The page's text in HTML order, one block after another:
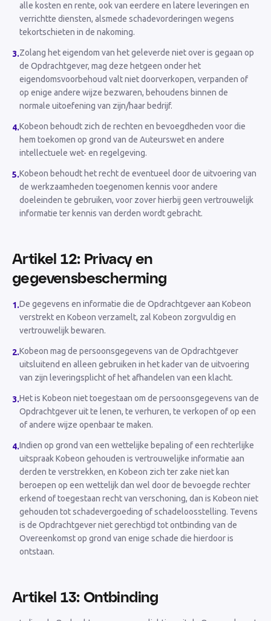
alle kosten en rente, ook van eerdere en latere leveringen en
verrichtte diensten, alsmede schadevorderingen wegens
tekortschieten in de nakoming.
3.Zolang het eigendom van het geleverde niet over is gegaan op
de Opdrachtgever, mag deze hetgeen onder het
eigendomsvoorbehoud valt niet doorverkopen, verpanden of
op enige andere wijze bezwaren, behoudens binnen de
normale uitoefening van zijn/haar bedrijf.
4.Kobeon behoudt zich de rechten en bevoegdheden voor die
hem toekomen op grond van de Auteurswet en andere
intellectuele wet- en regelgeving.
5.Kobeon behoudt het recht de eventueel door de uitvoering van
de werkzaamheden toegenomen kennis voor andere
doeleinden te gebruiken, voor zover hierbij geen vertrouwelijk
informatie ter kennis van derden wordt gebracht.
Artikel 12: Privacy en
gegevensbescherming
1.De gegevens en informatie die de Opdrachtgever aan Kobeon
verstrekt en Kobeon verzamelt, zal Kobeon zorgvuldig en
vertrouwelijk bewaren.
2.Kobeon mag de persoonsgegevens van de Opdrachtgever
uitsluitend en alleen gebruiken in het kader van de uitvoering
van zijn leveringsplicht of het afhandelen van een klacht.
3.Het is Kobeon niet toegestaan om de persoonsgegevens van de
Opdrachtgever uit te lenen, te verhuren, te verkopen of op een
of andere wijze openbaar te maken.
4.Indien op grond van een wettelijke bepaling of een rechterlijke
uitspraak Kobeon gehouden is vertrouwelijke informatie aan
derden te verstrekken, en Kobeon zich ter zake niet kan
beroepen op een wettelijk dan wel door de bevoegde rechter
erkend of toegestaan recht van verschoning, dan is Kobeon niet
gehouden tot schadevergoeding of schadeloosstelling. Tevens
is de Opdrachtgever niet gerechtigd tot ontbinding van de
Overeenkomst op grond van enige schade die hierdoor is
ontstaan.
Artikel 13: Ontbinding